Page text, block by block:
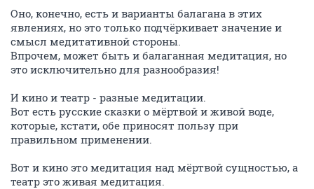
Оно, конечно, есть и варианты балагана в этих
явлениях, но это только подчёркивает значение и
смысл медитативной стороны.
Впрочем, может быть и балаганная медитация, но
это исключительно для разнообразия!
И кино и театр - разные медитации.
Вот есть русские сказки о мёртвой и живой воде,
которые, кстати, обе приносят пользу при
правильном применении.
Вот и кино это медитация над мёртвой сущностью, а
театр это живая медитация.